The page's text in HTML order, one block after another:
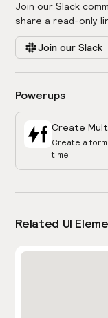
Join our Slack
share a read-only
Join our Slack
Powerups
Create
Create a
time
Related UI